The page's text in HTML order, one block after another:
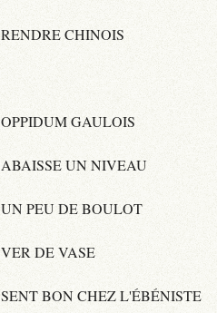
RENDRE CHINOIS
OPPIDUM GAULOIS
ABAISSE UN NIVEAU
UN PEU DE BOULOT
VER DE VASE
SENT BON CHEZ L'ÉBÉNISTE